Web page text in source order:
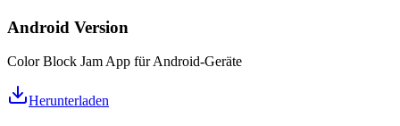
Android Version
Color Block Jam App für Android-Geräte
Herunterladen